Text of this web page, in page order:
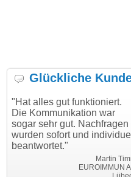
Glückliche
gut funktioniert.
war
gut. Nachfragen
und individuell
EUROIMMUN AG
i